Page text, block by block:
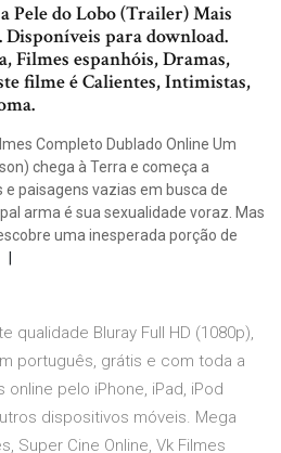
Pele do Lobo (Trailer) Mais
Disponíveis para download.
Filmes espanhóis, Dramas,
filme é Calientes, Intimistas,
Completo Dublado Online Um
chega à Terra e começa a
paisagens vazias em busca de
arma é sua sexualidade voraz. Mas
uma inesperada porção de
qualidade Bluray Full HD (1080p),
português, grátis e com toda a
pelo iPhone, iPad, iPod
dispositivos móveis. Mega
Super Cine Online, Vk Filmes